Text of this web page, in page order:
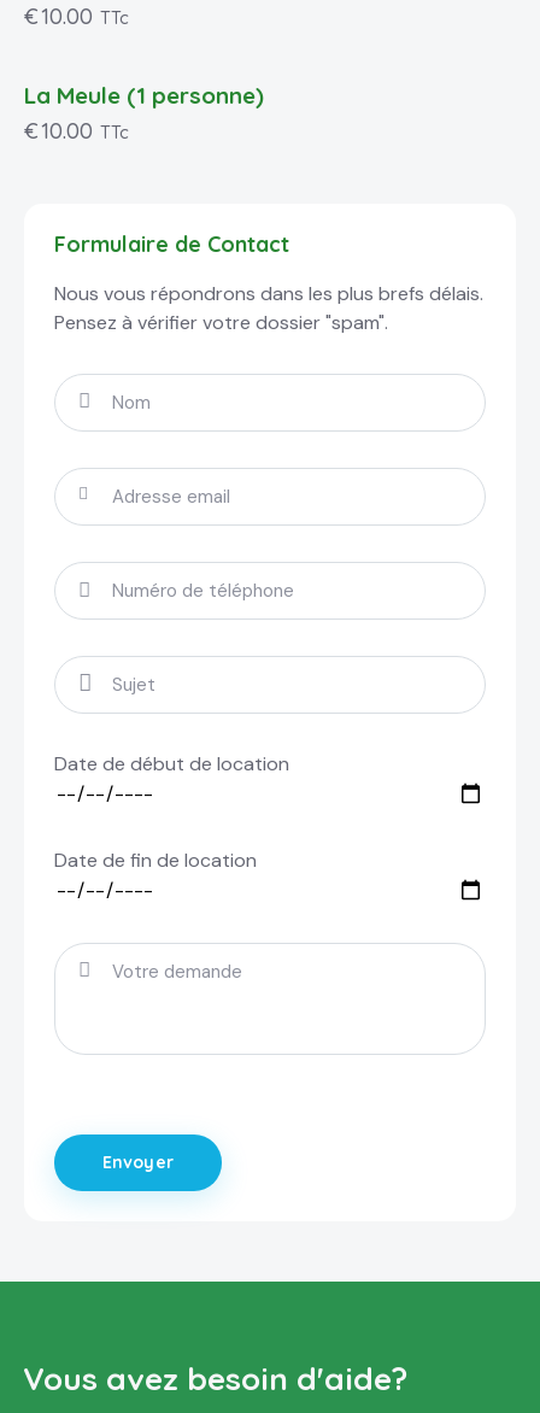
€10.00 TTc
La Meule (1 personne)
€10.00 TTc
Formulaire de Contact
Nous vous répondrons dans les plus brefs délais.
Pensez à vérifier votre dossier "spam".
Date de début de location
Date de fin de location
Vous avez besoin d'aide?